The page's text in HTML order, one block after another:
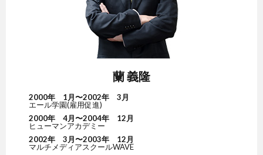
蘭 義隆
2000年 1月〜2002年 3月
エール学園(雇用促進)
2000年 4月〜2004年 12月
ヒューマンアカデミー
2002年 3月〜2003年 12月
マルチメディアスクールWAVE